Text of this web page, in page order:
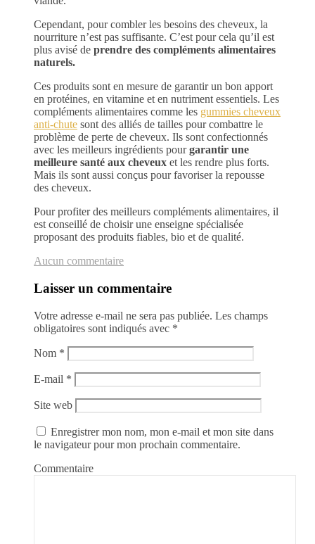
Cependant, pour combler les besoins des cheveux, la
nourriture n’est pas suffisante. C’est pour cela qu’il est
plus avisé de prendre des compléments alimentaires
naturels.
Ces produits sont en mesure de garantir un bon apport
en protéines, en vitamine et en nutriment essentiels. Les
compléments alimentaires comme les gummies cheveux
anti-chute sont des alliés de tailles pour combattre le
problème de perte de cheveux. Ils sont confectionnés
avec les meilleurs ingrédients pourgarantir une
meilleure santé aux cheveux et les rendre plus forts.
Mais ils sont aussi conçus pour favoriser la repousse
des cheveux.
Pour profiter des meilleurs compléments alimentaires, il
est conseillé de choisir une enseigne spécialisée
proposant des produits fiables, bio et de qualité.
Aucun commentaire
Laisser un commentaire
Votre adresse e-mail ne sera pas publiée. Les champs
obligatoires sont indiqués avec *
Nom *
E-mail *
Site web
Enregistrer mon nom, mon e-mail et mon site dans
le navigateur pour mon prochain commentaire.
Commentaire